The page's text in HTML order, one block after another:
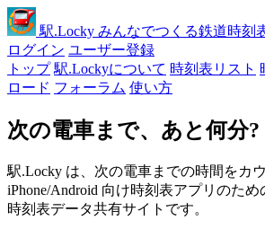
駅.Locky みんなでつくる鉄道時刻
ログイン ユーザー登録
トップ 駅.Lockyについて 時刻表リスト
ロード フォーラム 使い方
次の電車まで、あと何分?
駅.Locky は、次の電車までの時間をカ
iPhone/Android 向け時刻表アプリのた
時刻表データ共有サイトです。